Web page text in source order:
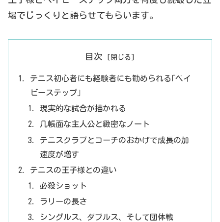
場でじっくりと語らせてもらいます。
目次
テニス初心者にも経験者にも勧められる｢ベイ
ビーステップ｣
現実的な試合が描かれる
几帳面な主人公と緻密なノート
テニスクラブとコーチのおかげで成長の加
速度が増す
テニスの王子様との違い
必殺ショット
ラリーの長さ
シングルス、ダブルス、そして団体戦